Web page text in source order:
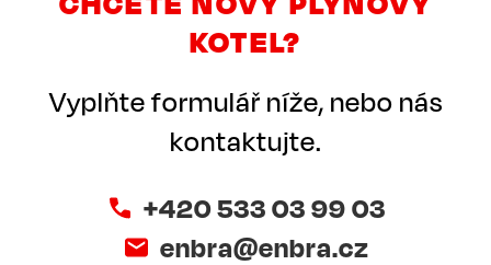
KOTEL?
Vyplňte formulář níže, nebo nás
kontaktujte.
+420 533 03 99 03
enbra@enbra.cz